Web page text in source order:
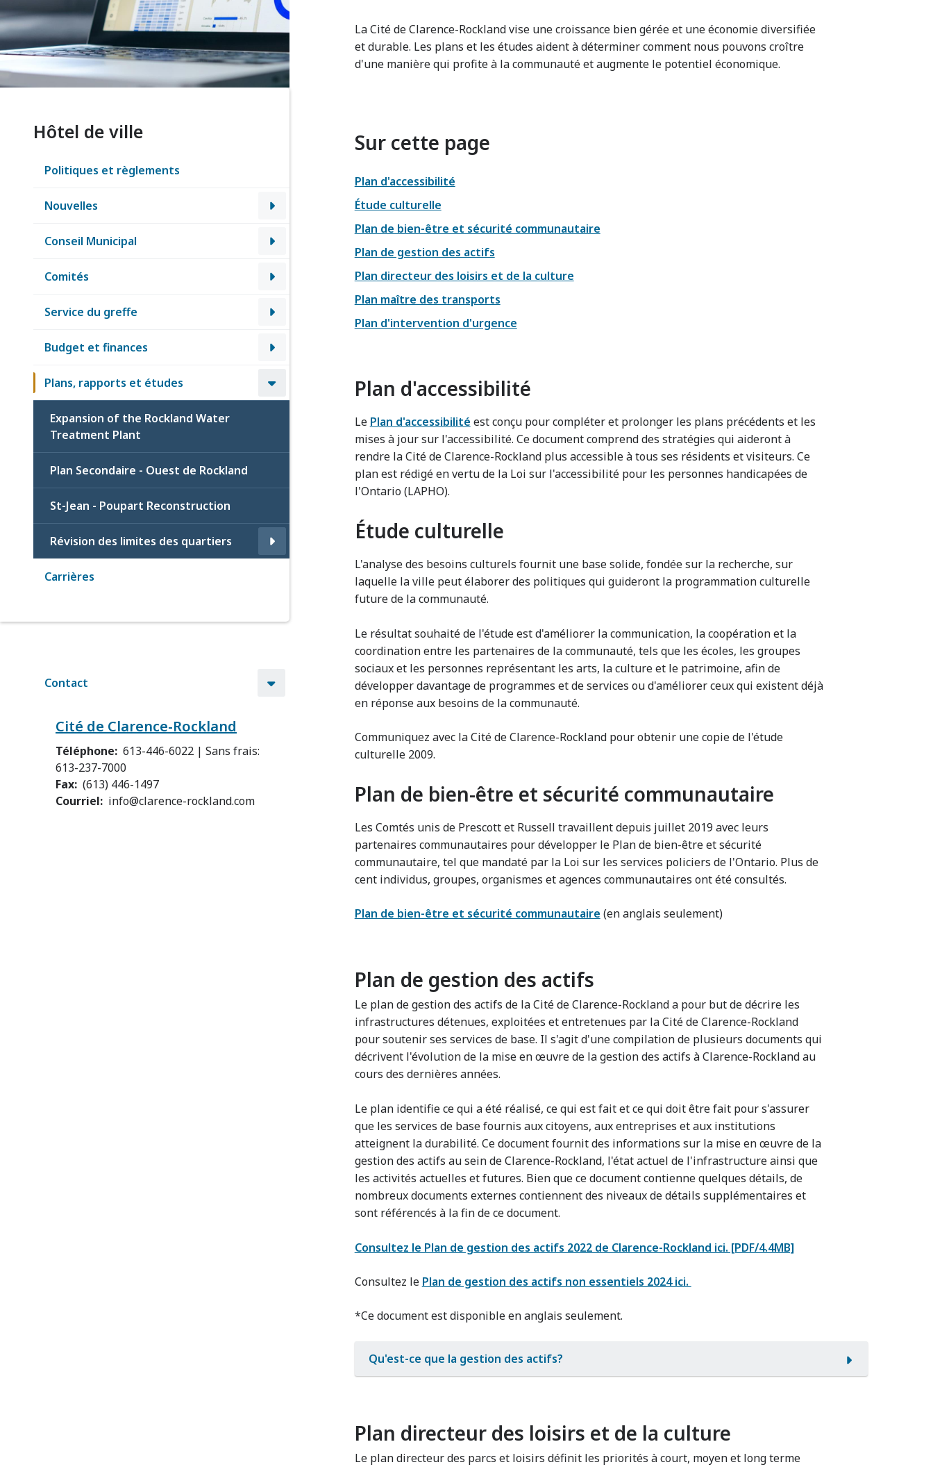
Hôtel de ville
Politiques et règlements
Nouvelles
Conseil Municipal
Comités
Service du greffe
Budget et finances
Plans, rapports et études
Expansion of the Rockland Water
Treatment Plant
Plan Secondaire - Ouest de Rockland
St-Jean - Poupart Reconstruction
Révision des limites des quartiers
Carrières
Contact
Cité de Clarence-Rockland
Téléphone 613-446-6022 | Sans frais:
613-237-7000
Fax (613) 446-1497
Courriel
info@clarence-rockland.com
La Cité de Clarence-Rockland vise une croissance bien gérée et une économie diversifiée
et durable. Les plans et les études aident à déterminer comment nous pouvons croître
d'une manière qui profite à la communauté et augmente le potentiel économique.
Sur cette page
Plan d'accessibilité
Étude culturelle
Plan de bien-être et sécurité communautaire
Plan de gestion des actifs
Plan directeur des loisirs et de la culture
Plan maître des transports
Plan d'intervention d'urgence
Plan d'accessibilité
Le Plan d'accessibilité est conçu pour compléter et prolonger les plans précédents et les
mises à jour sur l'accessibilité. Ce document comprend des stratégies qui aideront à
rendre la Cité de Clarence-Rockland plus accessible à tous ses résidents et visiteurs. Ce
plan est rédigé en vertu de la Loi sur l'accessibilité pour les personnes handicapées de
l'Ontario (LAPHO).
Étude culturelle
L'analyse des besoins culturels fournit une base solide, fondée sur la recherche, sur
laquelle la ville peut élaborer des politiques qui guideront la programmation culturelle
future de la communauté.
Le résultat souhaité de l'étude est d'améliorer la communication, la coopération et la
coordination entre les partenaires de la communauté, tels que les écoles, les groupes
sociaux et les personnes représentant les arts, la culture et le patrimoine, afin de
développer davantage de programmes et de services ou d'améliorer ceux qui existent déjà
en réponse aux besoins de la communauté.
Communiquez avec la Cité de Clarence-Rockland pour obtenir une copie de l'étude
culturelle 2009.
Plan de bien-être et sécurité communautaire
Les Comtés unis de Prescott et Russell travaillent depuis juillet 2019 avec leurs
partenaires communautaires pour développer le Plan de bien-être et sécurité
communautaire, tel que mandaté par la Loi sur les services policiers de l'Ontario. Plus de
cent individus, groupes, organismes et agences communautaires ont été consultés.
Plan de bien-être et sécurité communautaire (en anglais seulement)
Plan de gestion des actifs
Le plan de gestion des actifs de la Cité de Clarence-Rockland a pour but de décrire les
infrastructures détenues, exploitées et entretenues par la Cité de Clarence-Rockland
pour soutenir ses services de base. Il s'agit d'une compilation de plusieurs documents qui
décrivent l'évolution de la mise en œuvre de la gestion des actifs à Clarence-Rockland au
cours des dernières années.
Le plan identifie ce qui a été réalisé, ce qui est fait et ce qui doit être fait pour s'assurer
que les services de base fournis aux citoyens, aux entreprises et aux institutions
atteignent la durabilité. Ce document fournit des informations sur la mise en œuvre de la
gestion des actifs au sein de Clarence-Rockland, l'état actuel de l'infrastructure ainsi que
les activités actuelles et futures. Bien que ce document contienne quelques détails, de
nombreux documents externes contiennent des niveaux de détails supplémentaires et
sont référencés à la fin de ce document.
Consultez le Plan de gestion des actifs 2022 de Clarence-Rockland ici. [PDF/4.4MB]
Consultez le Plan de gestion des actifs non essentiels 2024 ici.
*Ce document est disponible en anglais seulement.
Qu'est-ce que la gestion des actifs?
Plan directeur des loisirs et de la culture
Le plan directeur des parcs et loisirs définit les priorités à court, moyen et long terme